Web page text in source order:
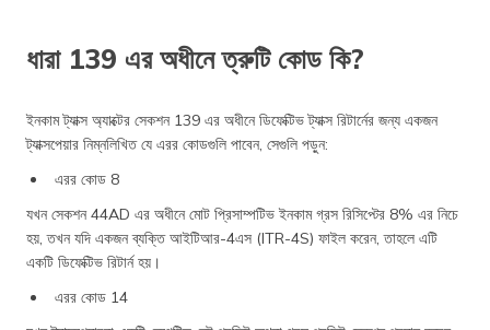
ধারা 139 এর অধীনে ত্রুটি কোড কি?
ইনকাম ট্যাক্স অ্যাক্টের সেকশন 139 এর অধীনে ডিফেক্টিভ ট্যাক্স রিটার্নের জন্য একজন
ট্যাক্সপেয়ার নিম্নলিখিত যে এরর কোডগুলি পাবেন, সেগুলি পড়ুন:
এরর কোড 8
যখন সেকশন 44AD এর অধীনে মোট প্রিসাম্পটিভ ইনকাম গ্রস রিসিপ্টের 8% এর নিচে
হয়, তখন যদি একজন ব্যক্তি আইটিআর-4এস (ITR-4S) ফাইল করেন, তাহলে এটি
একটি ডিফেক্টিভ রিটার্ন হয়।
এরর কোড 14